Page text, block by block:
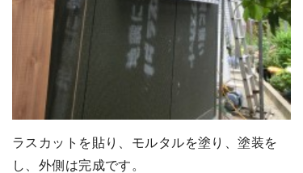
ラスカットを貼り、モルタルを塗り、塗装を
し、外側は完成です。